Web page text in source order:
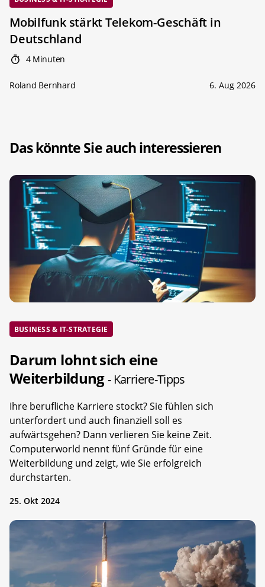
Mobilfunk stärkt Telekom-Geschäft in
Deutschland
4 Minuten
Roland Bernhard 6. Aug 2026
Das könnte Sie auch interessieren
BUSINESS & IT-STRATEGIE
Darum lohnt sich eine
Weiterbildung- Karriere-Tipps
Ihre berufliche Karriere stockt? Sie fühlen sich
unterfordert und auch finanziell soll es
aufwärtsgehen? Dann verlieren Sie keine Zeit.
Computerworld nennt fünf Gründe für eine
Weiterbildung und zeigt, wie Sie erfolgreich
durchstarten.
25. Okt 2024